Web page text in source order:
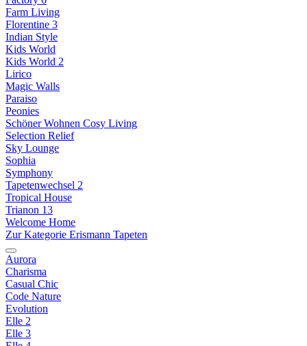
Farm Living
Florentine 3
Indian Style
Kids World
Kids World 2
Lirico
Magic Walls
Paraiso
Peonies
Schöner Wohnen Cosy Living
Selection Relief
Sky Lounge
Sophia
Symphony
Tapetenwechsel 2
Tropical House
Trianon 13
Welcome Home
Zur Kategorie Erismann Tapeten
Aurora
Charisma
Casual Chic
Code Nature
Evolution
Elle 2
Elle 3